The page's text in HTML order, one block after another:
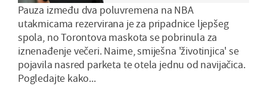
Pauza između dva poluvremena na NBA
utakmicama rezervirana je za pripadnice ljepšeg
spola, no Torontova maskota se pobrinula za
iznenađenje večeri. Naime, smiješna 'životinjica' se
pojavila nasred parketa te otela jednu od navijačica.
Pogledajte kako...